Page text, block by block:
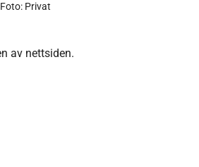
Privat
av nettsiden.